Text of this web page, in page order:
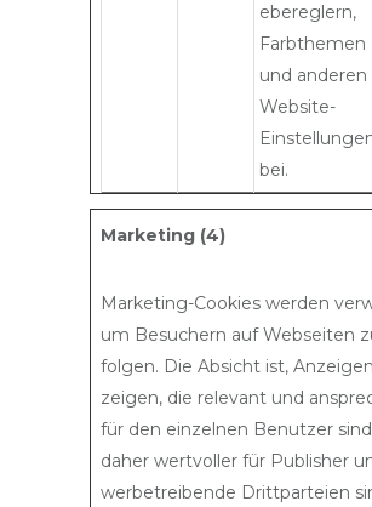
ebereglern,
Farbthemen
und anderen
Website-
bei.
Marketing (4)
Marketing-Cookies werden
um Besuchern auf Webseiten
folgen. Die Absicht ist,
zeigen, die relevant und
für den einzelnen Benutzer
daher wertvoller für Publisher
werbetreibende Drittparteien